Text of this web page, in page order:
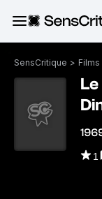
SensCritique > Films
1